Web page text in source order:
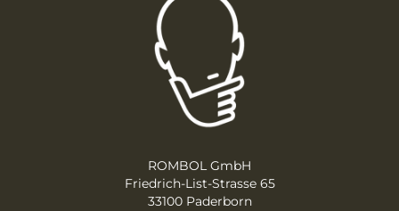
ROMBOL GmbH
Friedrich-List-Strasse 65
33100 Paderborn